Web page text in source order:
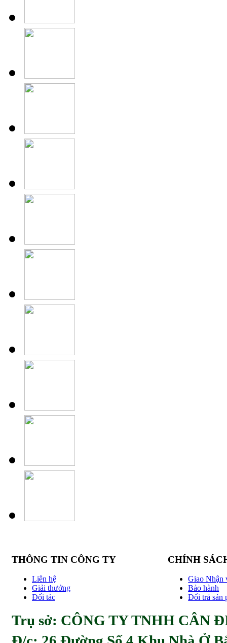
THÔNG TIN CÔNG TY
Liên hệ
Giải thưởng
Đối tác
CHÍNH
Giao Nhận
Bảo hành
Đổi trả sản
Trụ sở: CÔNG TY TNHH CÂN